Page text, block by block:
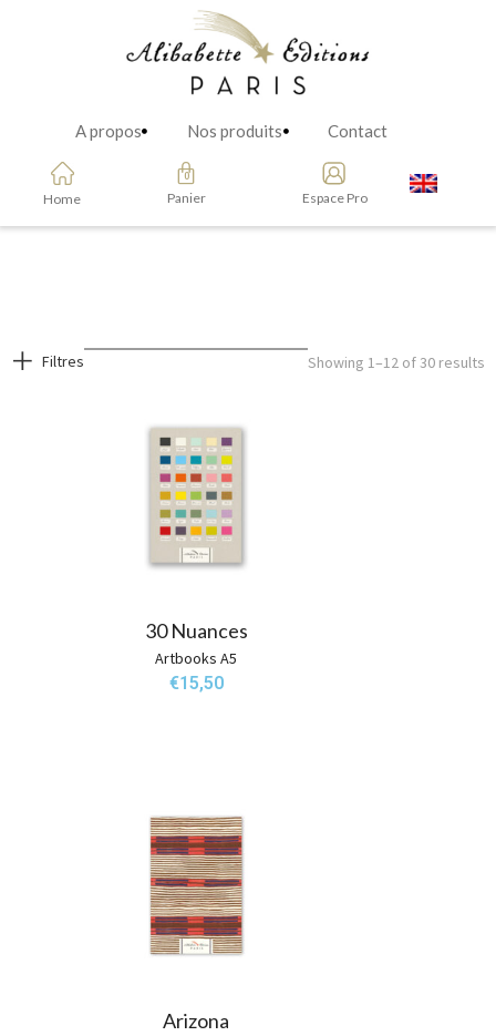
A propos Nos produits Contact
Home Panier Espace Pro
Filtres Showing 1–12 of 30 results
30 Nuances
Artbooks A5
€15,50
Arizona